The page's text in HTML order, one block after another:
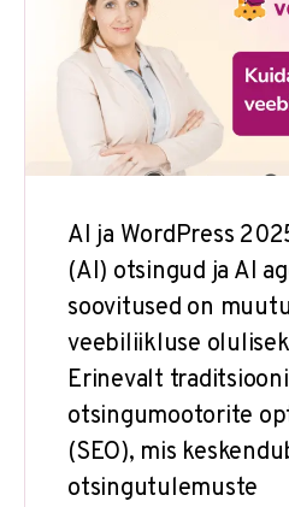
AI ja WordPress
(AI) otsingud ja AI
soovitused on
veebiliikluse
Erinevalt
otsingumootorite
(SEO), mis
otsingutulemuste